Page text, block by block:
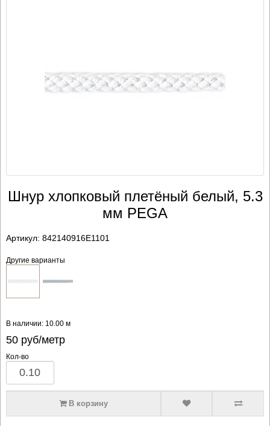
Шнур хлопковый плетёный белый, 5.3
мм PEGA
Артикул: 842140916E1101
Другие варианты
В наличии: 10.00 м
50руб/метр
Кол-во
В корзину